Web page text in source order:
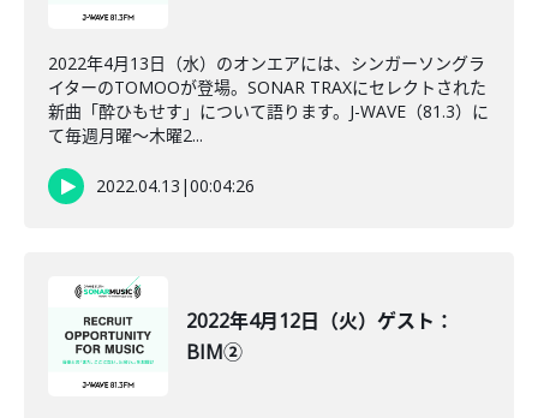
2022年4月13日（水）のオンエアには、シンガーソングラ
イターのTOMOOが登場。SONAR TRAXにセレクトされた
新曲「酔ひもせす」について語ります。J-WAVE（81.3）に
て毎週月曜～木曜2...
2022.04.13 |00:04:26
2022年4月12日（火）ゲスト：
BIM②